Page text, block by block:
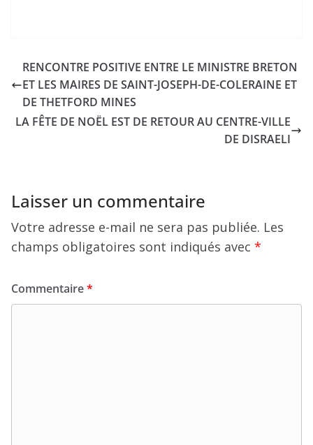
RENCONTRE POSITIVE ENTRE LE MINISTRE BRETON
ET LES MAIRES DE SAINT-JOSEPH-DE-COLERAINE ET
DE THETFORD MINES
LA FÊTE DE NOËL EST DE RETOUR AU CENTRE-VILLE
DE DISRAELI
Laisser un commentaire
Votre adresse e-mail ne sera pas publiée. Les
champs obligatoires sont indiqués avec *
Commentaire*